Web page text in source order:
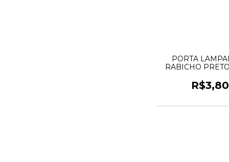
PORTA
RABICHO
R$3,80